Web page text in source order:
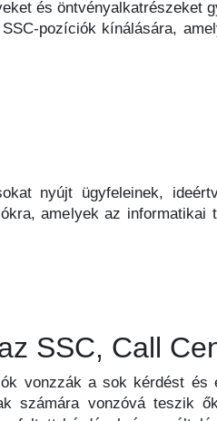
és öntvényalkatrészeket
pozíciók kínálására,
nyújt ügyfeleinek,
amelyek az
SSC, Call
vonzzák a sok kérdést és
számára vonzóvá teszik